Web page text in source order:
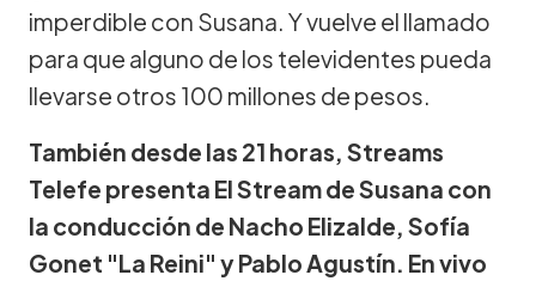
imperdible con Susana. Y vuelve el llamado
para que alguno de los televidentes pueda
llevarse otros 100 millones de pesos.
También desde las 21 horas, Streams
Telefe presenta El Stream de Susana con
la conducción de Nacho Elizalde, Sofía
Gonet "La Reini" y Pablo Agustín. En vivo